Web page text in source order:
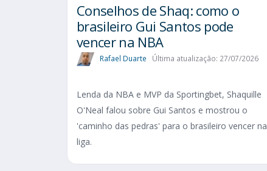
Conselhos de Shaq: como o
brasileiro Gui Santos pode
vencer na NBA
Rafael Duarte Última atualização: 27/07/2026
Lenda da NBA e MVP da Sportingbet, Shaquille
O'Neal falou sobre Gui Santos e mostrou o
'caminho das pedras' para o brasileiro vencer na
liga.